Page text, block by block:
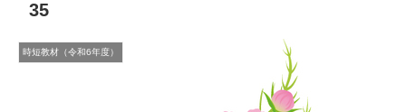
35
時短教材（令和6年度）